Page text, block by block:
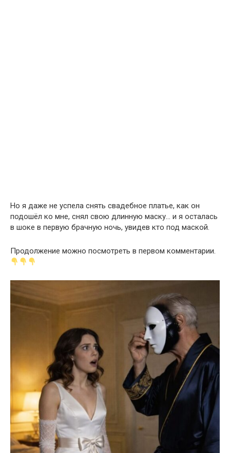
Но я даже не успела снять свадебное платье, как он
подошёл ко мне, снял свою длинную маску… и я осталась
в шоке в первую брачную ночь, увидев кто под маской.
Продолжение можно посмотреть в первом комментарии.